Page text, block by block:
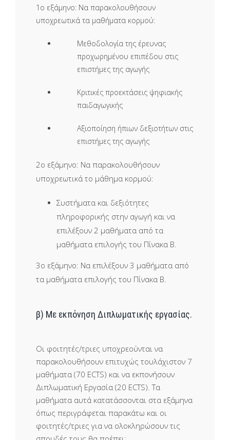
1ο εξάμηνο: Να παρακολουθήσουν
υποχρεωτικά τα μαθήματα κορμού:
Μεθοδολογία της έρευνας
προχωρημένου επιπέδου στις
επιστήμες της αγωγής
Κριτικές προεκτάσεις ψηφιακής
παιδαγωγικής
Αξιοποίηση ήπιων δεξιοτήτων στις
επιστήμες της αγωγής
2ο εξάμηνο: Να παρακολουθήσουν
υποχρεωτικά το μάθημα κορμού:
Συστήματα και δεξιότητες
πληροφορικής στην αγωγή και να
επιλέξουν 2 μαθήματα από τα
μαθήματα επιλογής του Πίνακα Β.
3ο εξάμηνο: Να επιλέξουν 3 μαθήματα από
τα μαθήματα επιλογής του Πίνακα Β.
β) Με εκπόνηση Διπλωματικής εργασίας.
Οι φοιτητές/τριες υποχρεούνται να
παρακολουθήσουν επιτυχώς τουλάχιστον 7
μαθήματα (70 ECTS) και να εκπονήσουν
Διπλωματική Εργασία (20 ECTS). Τα
μαθήματα αυτά κατατάσσονται στα εξάμηνα
όπως περιγράφεται παρακάτω και οι
φοιτητές/τριες για να ολοκληρώσουν τις